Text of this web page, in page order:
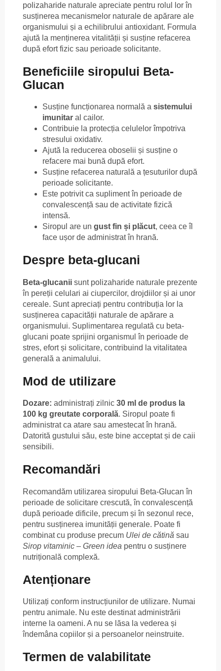
polizaharide naturale apreciate pentru rolul lor în
susținerea mecanismelor naturale de apărare ale
organismului și a echilibrului antioxidant. Formula
ajută la menținerea vitalității și susține refacerea
după efort fizic sau perioade solicitante.
Beneficiile siropului Beta-
Glucan
Susține funcționarea normală a sistemului
imunitar al cailor.
Contribuie la protecția celulelor împotriva
stresului oxidativ.
Ajută la reducerea oboselii și susține o
refacere mai bună după efort.
Susține refacerea naturală a țesuturilor după
perioade solicitante.
Este potrivit ca supliment în perioade de
convalescență sau de activitate fizică
intensă.
Siropul are un gust fin și plăcut, ceea ce îl
face ușor de administrat în hrană.
Despre beta-glucani
Beta-glucanii sunt polizaharide naturale prezente
în pereții celulari ai ciupercilor, drojdiilor și ai unor
cereale. Sunt apreciați pentru contribuția lor la
susținerea capacității naturale de apărare a
organismului. Suplimentarea regulată cu beta-
glucani poate sprijini organismul în perioade de
stres, efort și solicitare, contribuind la vitalitatea
generală a animalului.
Mod de utilizare
Dozare: administrați zilnic 30 ml de produs la
100 kg greutate corporală. Siropul poate fi
administrat ca atare sau amestecat în hrană.
Datorită gustului său, este bine acceptat și de caii
sensibili.
Recomandări
Recomandăm utilizarea siropului Beta-Glucan în
perioade de solicitare crescută, în convalescență
după perioade dificile, precum și în sezonul rece,
pentru susținerea imunității generale. Poate fi
combinat cu produse precum Ulei de cătină sau
Sirop vitaminic – Green idea pentru o susținere
nutrițională complexă.
Atenționare
Utilizați conform instrucțiunilor de utilizare. Numai
pentru animale. Nu este destinat administrării
interne la oameni. A nu se lăsa la vederea și
îndemâna copiilor și a persoanelor neinstruite.
Termen de valabilitate